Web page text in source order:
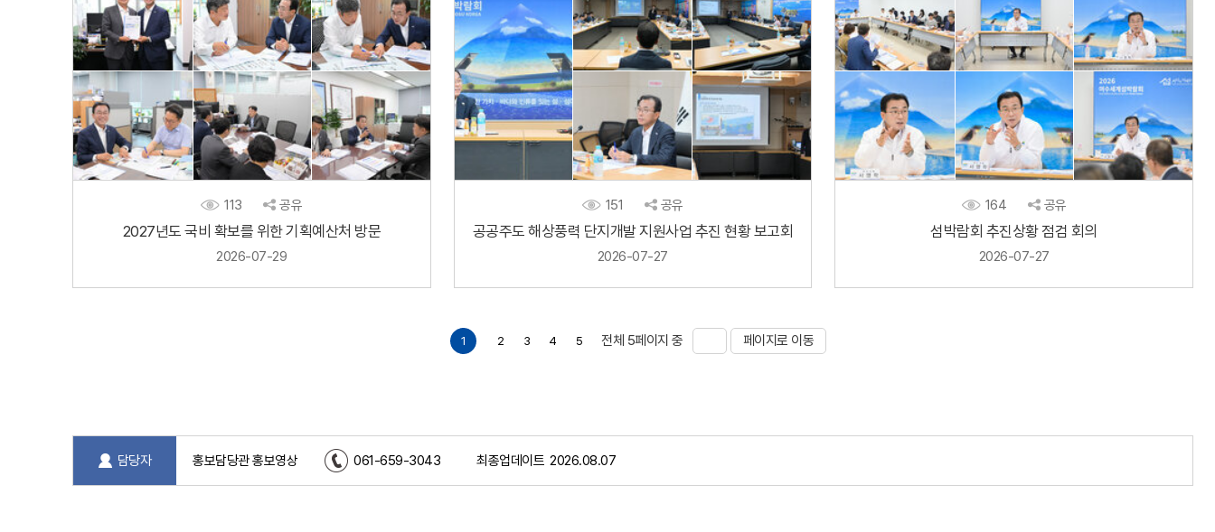
113 공유
2027년도 국비 확보를 위한 기획예산처 방문
2026-07-29
151 공유
공공주도 해상풍력 단지개발 지원사업 추진 현황 보고회
2026-07-27
164 공유
섬박람회 추진상황 점검 회의
2026-07-27
1 2 3 4 5 전체 5페이지 중 페이지로 이동
담당자 홍보담당관 홍보영상 061-659-3043 최종업데이트 2026.08.07